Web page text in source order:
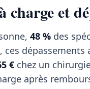
charge et
48 % des
ces dépassements
€ chez un
après